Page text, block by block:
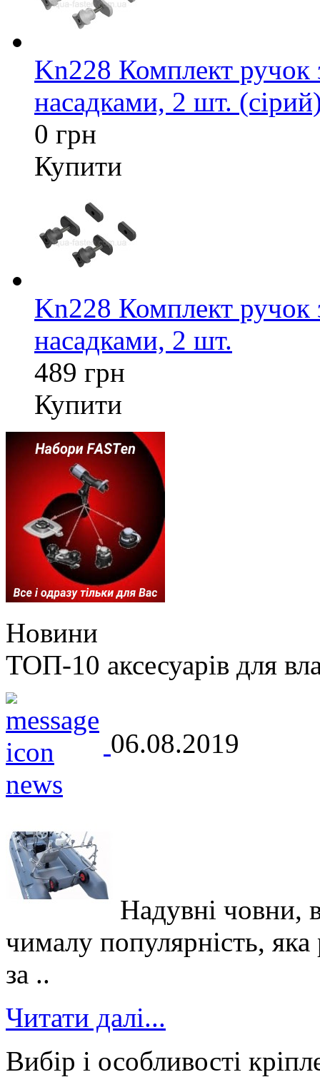
Kn228 Комплект ручок
насадками, 2 шт.
0 грн
Купити
Kn228 Комплект ручок
насадками, 2 шт.
489 грн
Купити
Новини
ТОП-10 аксесуарів для
06.08.2019
Надувні човни,
чималу популярність, яка
за ..
Читати далі...
Вибір і особливості